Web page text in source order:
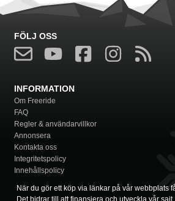
FÖLJ OSS
INFORMATION
Om Freeride
FAQ
Regler & användarvillkor
Annonsera
Kontakta oss
Integritetspolicy
Innehållspolicy
När du gör ett köp via länkar på vår webbplats
Det bidrar till att finansiera och utveckla vår